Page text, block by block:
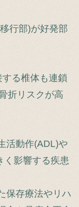
行部)が好発部
する椎体も連鎖
折リスクが高
活動作(ADL)や
く影響する疾患
保存療法やリハ